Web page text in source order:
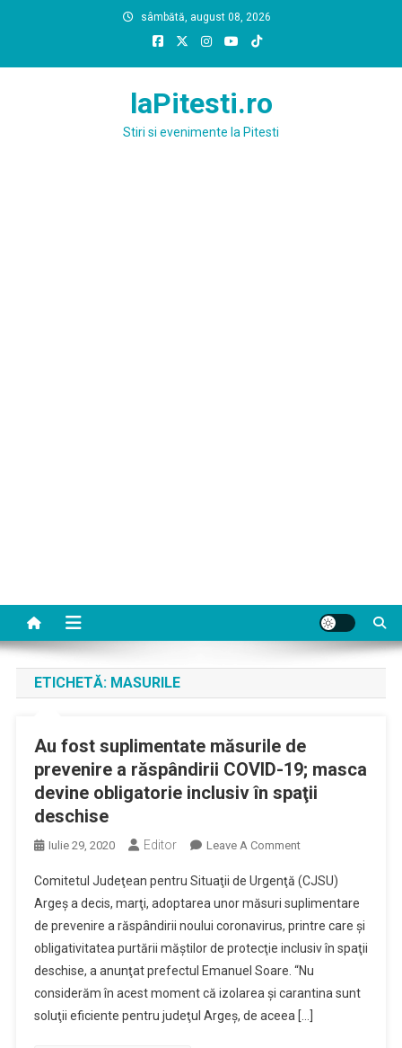
sâmbătă, august 08, 2026
laPitesti.ro
Stiri si evenimente la Pitesti
ETICHETĂ: MASURILE
Au fost suplimentate măsurile de
prevenire a răspândirii COVID-19; masca
devine obligatorie inclusiv în spaţii
deschise
Iulie 29, 2020 Editor Leave A CommentOn
Fost
Suplimentate
Măsurile
De
Prevenire
A
Răspândirii
Comitetul Judeţean pentru Situaţii de Urgenţă (CJSU)
Argeş a decis, marţi, adoptarea unor măsuri suplimentare
de prevenire a răspândirii noului coronavirus, printre care şi
obligativitatea purtării măştilor de protecţie inclusiv în spaţii
deschise, a anunţat prefectul Emanuel Soare. “Nu
considerăm în acest moment că izolarea şi carantina sunt
soluţii eficiente pentru judeţul Argeş, de aceea […]